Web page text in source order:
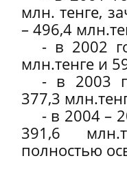
млн. тенге,
– 496,4
- в 2002
млн.тенге и
- в 2003
377,3
- в 2004 –
391,6
полностью